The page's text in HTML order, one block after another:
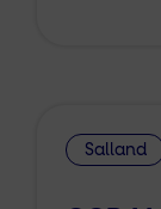
Salland